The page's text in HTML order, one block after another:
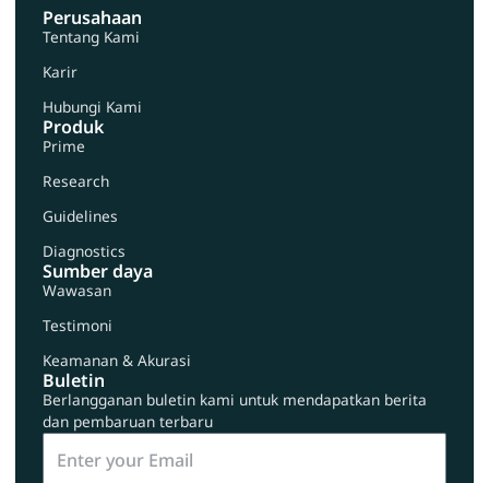
Perusahaan
Tentang Kami
Karir
Hubungi Kami
Produk
Prime
Research
Guidelines
Diagnostics
Sumber daya
Wawasan
Testimoni
Keamanan & Akurasi
Buletin
Berlangganan buletin kami untuk mendapatkan berita
dan pembaruan terbaru